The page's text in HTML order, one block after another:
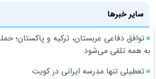
سایر خبرها
توافق دفاعی عربستان، ترکیه و پاکستان؛
به همه تلقی می‌شود
تعطیلی تنها مدرسه ایرانی در کویت